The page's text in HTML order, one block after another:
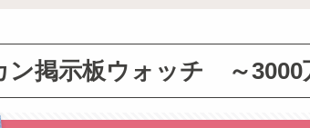
ン掲示板ウォッチ ～3000